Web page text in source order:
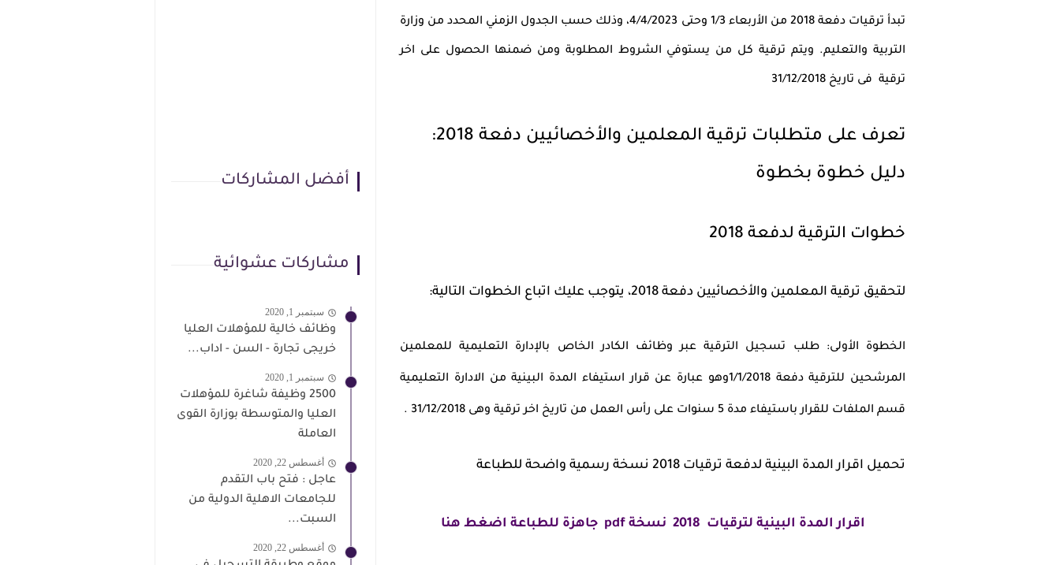
تبدأ ترقيات دفعة 2018 من الأربعاء 1/3 وحتى 4/4/2023، وذلك حسب الجدول الزمني المحدد من وزارة
التربية والتعليم. ويتم ترقية كل من يستوفي الشروط المطلوبة ومن ضمنها الحصول على اخر
ترقية فى تاريخ 31/12/2018
تعرف على متطلبات ترقية المعلمين والأخصائيين دفعة 2018:
دليل خطوة بخطوة
خطوات الترقية لدفعة 2018
لتحقيق ترقية المعلمين والأخصائيين دفعة 2018، يتوجب عليك اتباع الخطوات التالية :
الخطوة الأولى: طلب تسجيل الترقية عبر وظائف الكادر الخاص بالإدارة التعليمية للمعلمين
المرشحين للترقية دفعة 1/1/2018وهو عبارة عن قرار استيفاء المدة البينية من الادارة التعليمية
قسم الملفات للقرار باستيفاء مدة 5 سنوات على رأس العمل من تاريخ اخر ترقية وهى 31/12/2018 .
تحميل اقرار المدة البينية لدفعة ترقيات 2018 نسخة رسمية واضحة للطباعة
اقرار المدة البينية لترقيات 2018 نسخة pdf جاهزة للطباعة اضغط هنا
أفضل المشاركات
مشاركات عشوائية
سبتمبر 1, 2020
وظائف خالية للمؤهلات العليا
خريجى تجارة - السن - اداب...
سبتمبر 1, 2020
2500 وظيفة شاغرة للمؤهلات
العليا والمتوسطة بوزارة القوى
العاملة
أغسطس 22, 2020
عاجل : فتح باب التقدم
للجامعات الاهلية الدولية من
السبت...
أغسطس 22, 2020